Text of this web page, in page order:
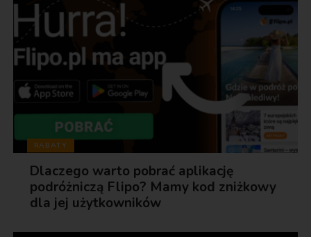
RABATY
Dlaczego warto pobrać aplikację
podróżniczą Flipo? Mamy kod zniżkowy
dla jej użytkowników